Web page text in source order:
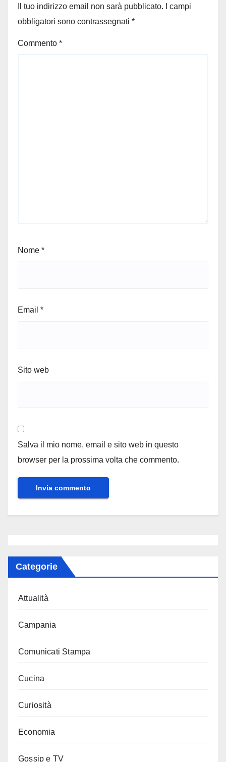
Il tuo indirizzo email non sarà pubblicato.
I campi
obbligatori sono contrassegnati *
Commento *
Nome *
Email *
Sito web
Salva il mio nome, email e sito web in questo
browser per la prossima volta che commento.
Categorie
Attualità
Campania
Comunicati Stampa
Cucina
Curiosità
Economia
Gossip e TV